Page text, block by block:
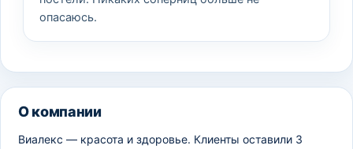
опасаюсь.
О компании
Виалекс — красота и здоровье. Клиенты оставили 3